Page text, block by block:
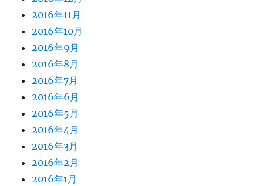
2016年11月
2016年10月
2016年9月
2016年8月
2016年7月
2016年6月
2016年5月
2016年4月
2016年3月
2016年2月
2016年1月